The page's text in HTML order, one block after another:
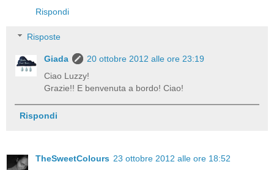
Rispondi
Risposte
Giada
20 ottobre 2012 alle ore 23:19
Ciao Luzzy!
Grazie!! E benvenuta a bordo! Ciao!
Rispondi
TheSweetColours 23 ottobre 2012 alle ore 18:52